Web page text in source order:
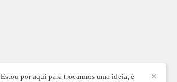
✕
Estou por aqui para trocarmos uma ideia, é